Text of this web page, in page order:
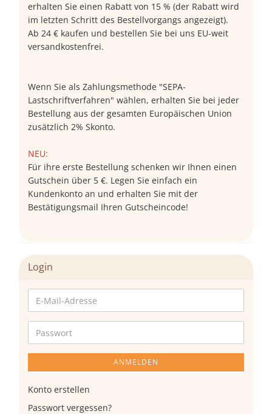
erhalten Sie einen Rabatt von 15 % (der Rabatt wird
im letzten Schritt des Bestellvorgangs angezeigt).
Ab 24 € kaufen und bestellen Sie bei uns EU-weit
versandkostenfrei.
Wenn Sie als Zahlungsmethode "SEPA-
Lastschriftverfahren" wählen, erhalten Sie bei jeder
Bestellung aus der gesamten Europäischen Union
zusätzlich 2% Skonto.
NEU:
Für ihre erste Bestellung schenken wir Ihnen einen
Gutschein über 5 €. Legen Sie einfach ein
Kundenkonto an und erhalten Sie mit der
Bestätigungsmail Ihren Gutscheincode!
Login
E-
Mail-
Adresse
Passwort
ANMELDEN
Konto erstellen
Passwort vergessen?